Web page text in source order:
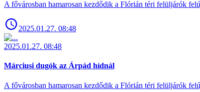
A fővárosban hamarosan kezdődik a Flórián téri felüljárók
2025.01.27. 08:48
2025.01.27. 08:48
Márciusi dugók az Árpád hídnál
A fővárosban hamarosan kezdődik a Flórián téri felüljárók